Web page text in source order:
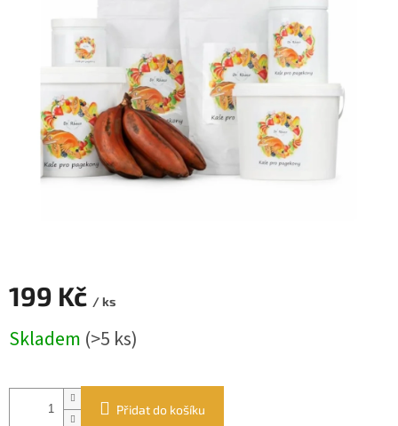
199 Kč / ks
cena:
Skladem (>5 ks)
Přidat do košíku